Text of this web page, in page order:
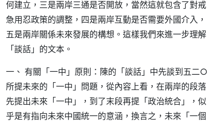
何建立，三是兩岸三通是否開放，當然這就包含了對戒
急用忍政策的調整，四是兩岸互動是否需要外國介入，
五是兩岸關係未來發展的構想。這樣我們來進一步理解
「談話」的文本。
一、 有關「一中」原則：陳的「談話」中先談到五二○
所提未來的「一中」問題，從內容上看，在兩岸的段落
先提出未來「一中」，到了末段再提「政治統合」，似
乎是有指向未來中國統一的意涵，換言之，未來「一個